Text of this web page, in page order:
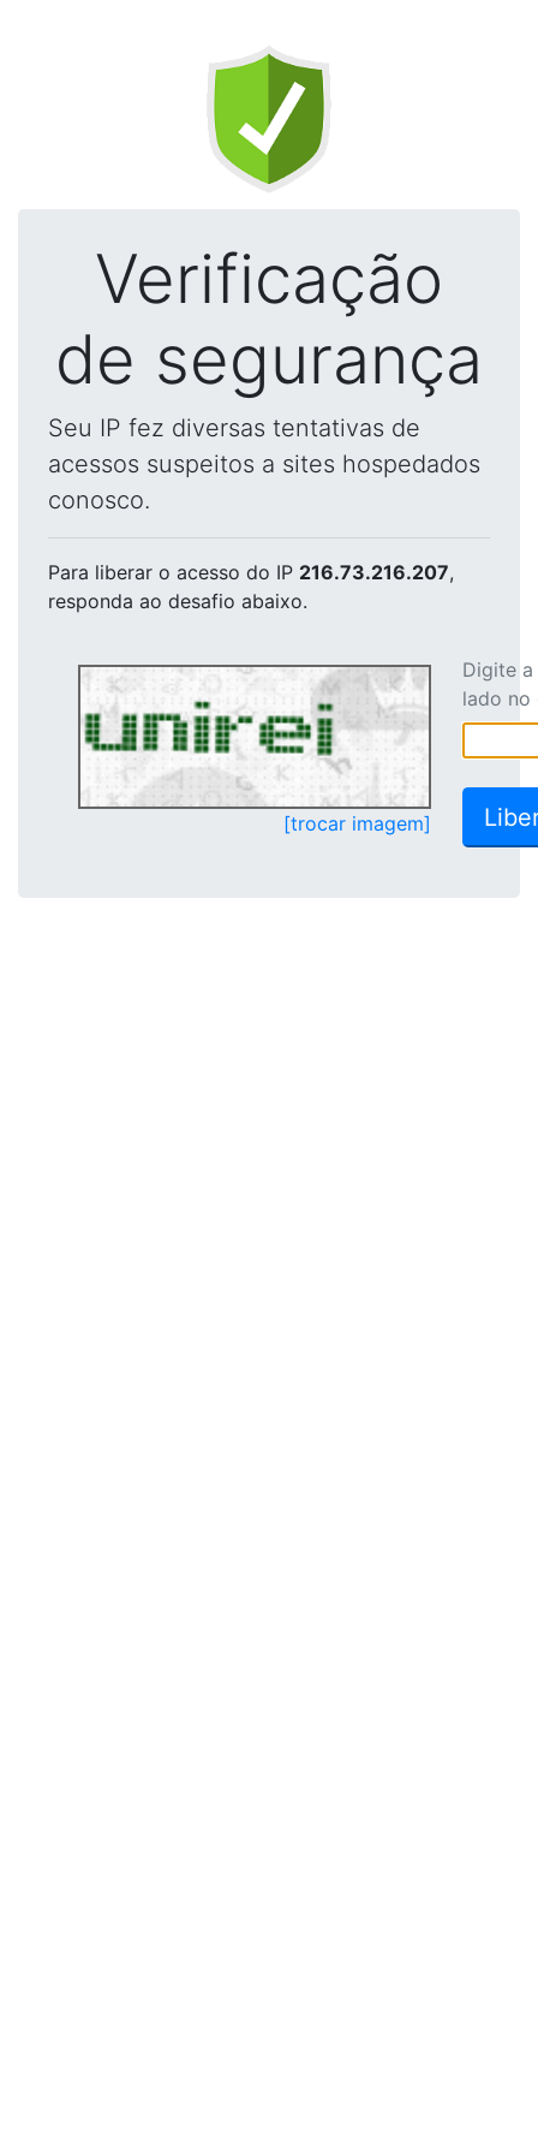
Verificação
de segurança
Seu IP fez diversas tentativas de
acessos suspeitos a sites hospedados
conosco.
Para liberar o acesso do IP 216.73.216.207,
responda ao desafio abaixo.
[trocar imagem]
Digite
lado no